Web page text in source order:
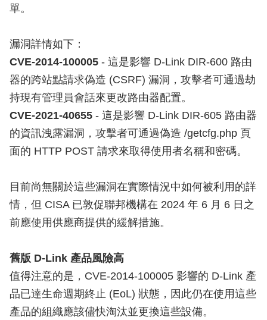
單。
漏洞詳情如下：
CVE-2014-100005- 這是影響 D-Link DIR-600 路由
器的跨站點請求偽造 (CSRF) 漏洞，攻擊者可通過劫
持現有管理員會話來更改路由器配置。
CVE-2021-40655- 這是影響 D-Link DIR-605 路由器
的資訊洩露漏洞，攻擊者可通過偽造 /getcfg.php 頁
面的 HTTP POST 請求來取得使用者名稱和密碼。
目前尚無關於這些漏洞在實際情況中如何被利用的詳
情，但 CISA 已敦促聯邦機構在 2024 年 6 月 6 日之
前應使用供應商提供的緩解措施。
舊版 D-Link 產品風險高
值得注意的是，CVE-2014-100005 影響的 D-Link 產
品已達生命週期終止 (EoL) 狀態，因此仍在使用這些
產品的組織應該儘快淘汰並更換這些設備。